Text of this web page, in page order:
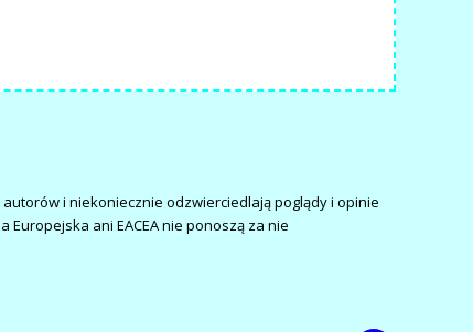
i niekoniecznie odzwierciedlają poglądy i opinie
Europejska ani EACEA nie ponoszą za nie